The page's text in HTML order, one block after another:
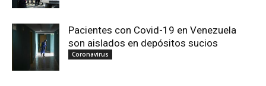
Pacientes con Covid-19 en Venezuela
son aislados en depósitos sucios
Coronavirus